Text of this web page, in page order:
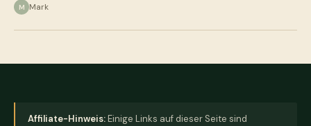
M Mark
der
Affiliate-Hinweis:Einige Links auf dieser Seite sind